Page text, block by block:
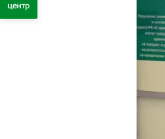
центр